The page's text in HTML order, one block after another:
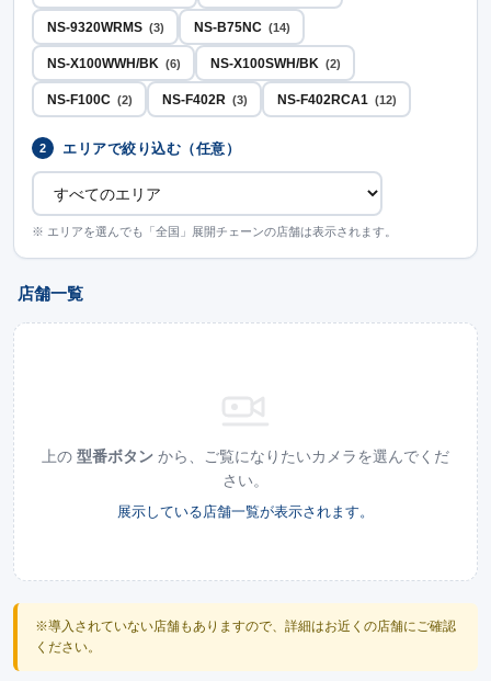
NS-9320WRMS (3) NS-B75NC (14)
NS-X100WWH/BK (6) NS-X100SWH/BK (2)
NS-F100C (2) NS-F402R (3) NS-F402RCA1 (12)
2 エリアで絞り込む（任意）
※ エリアを選んでも「全国」展開チェーンの店舗は表示されます。
店舗一覧
上の 型番ボタン から、ご覧になりたいカメラを選んでくだ
さい。
展示している店舗一覧が表示されます。
※導入されていない店舗もありますので、詳細はお近くの店舗にご確認
ください。